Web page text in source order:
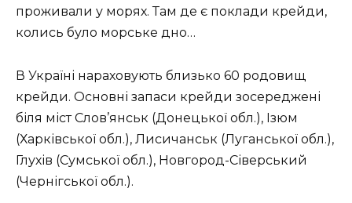
проживали у морях. Там де є поклади крейди,
колись було морське дно…
В Україні нараховують близько 60 ро­до­вищ
крейди. Основні запаси крейди зосереджені
біля міст Слов’янськ (Донецької обл.), Ізюм
(Харківської обл.), Лисичанськ (Луганської обл.),
Глухів (Сумської обл.), Новгород-Сівер­ський
(Чернігської обл.).